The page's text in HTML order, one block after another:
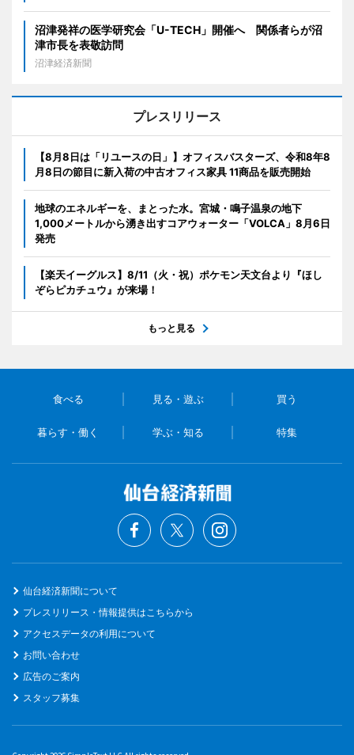
沼津発祥の医学研究会「U-TECH」開催へ 関係者らが沼
津市長を表敬訪問
沼津経済新聞
プレスリリース
【8月8日は「リユースの日」】オフィスバスターズ、令和8年8
月8日の節目に新入荷の中古オフィス家具 11商品を販売開始
地球のエネルギーを、まとった水。宮城・鳴子温泉の地下
1,000メートルから湧き出すコアウォーター「VOLCA」8月6日
発売
【楽天イーグルス】8/11（火・祝）ポケモン天文台より『ほし
ぞらピカチュウ』が来場！
もっと見る
食べる 見る・遊ぶ 買う
暮らす・働く 学ぶ・知る 特集
仙台経済新聞について
プレスリリース・情報提供はこちらから
アクセスデータの利用について
お問い合わせ
広告のご案内
スタッフ募集